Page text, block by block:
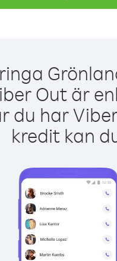
Out är
du har
kredit kan